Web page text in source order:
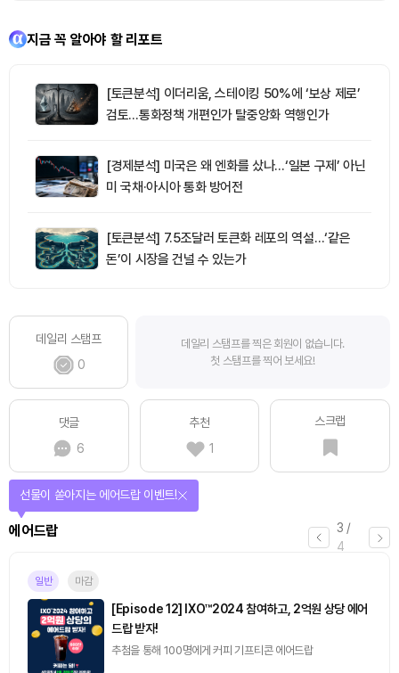
지금 꼭 알아야 할 리포트
[토큰분석] 이더리움, 스테이킹 50%에 ‘보상 제로’
검토…통화정책 개편인가 탈중앙화 역행인가
[경제분석] 미국은 왜 엔화를 샀나…‘일본 구제’ 아닌
미 국채·아시아 통화 방어전
[토큰분석] 7.5조달러 토큰화 레포의 역설…‘같은
돈’이 시장을 건널 수 있는가
데일리 스탬프
0
데일리 스탬프를 찍은 회원이 없습니다.
첫 스탬프를 찍어 보세요!
댓글
6
추천
1
스크랩
3 /
4
에어드랍
선물이 쏟아지는 에어드랍 이벤트!
일반 마감
[Episode 12] IXO™2024 참여하고, 2억원 상당 에어
드랍 받자!
추첨을 통해 100명에게 커피 기프티콘 에어드랍